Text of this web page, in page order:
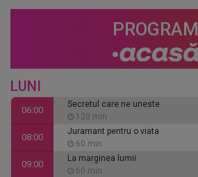
PROGRAM
LUNI
06:00
Secretul care ne uneste
120 min
08:00
Juramant pentru o viata
60 min
09:00
La marginea lumii
60 min